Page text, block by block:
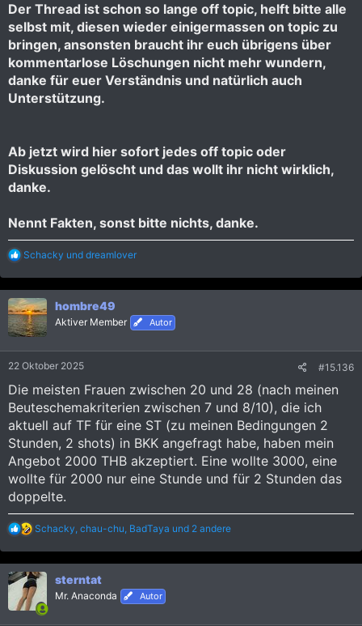
Der Thread ist schon so lange off topic, helft bitte alle
selbst mit, diesen wieder einigermassen on topic zu
bringen, ansonsten braucht ihr euch übrigens über
kommentarlose Löschungen nicht mehr wundern,
danke für euer Verständnis und natürlich auch
Unterstützung.
Ab jetzt wird hier sofort jedes off topic oder
Diskussion gelöscht und das wollt ihr nicht wirklich,
danke.
Nennt Fakten, sonst bitte nichts, danke.
R
a
k
t
i
o
n
Schacky und dreamlover
hombre49
Aktiver Member Autor
22 Oktober 2025 #15.136
Die meisten Frauen zwischen 20 und 28 (nach meinen
Beuteschemakriterien zwischen 7 und 8/10), die ich
aktuell auf TF für eine ST (zu meinen Bedingungen 2
Stunden, 2 shots) in BKK angefragt habe, haben mein
Angebot 2000 THB akzeptiert. Eine wollte 3000, eine
wollte für 2000 nur eine Stunde und für 2 Stunden das
doppelte.
R
a
k
t
i
o
n
Schacky, chau-chu, BadTaya und 2 andere
sterntat
Mr. Anaconda Autor